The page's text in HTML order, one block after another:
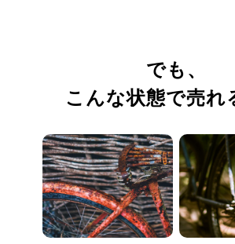
でも、
こんな状態で売れ